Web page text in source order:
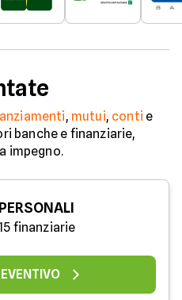
, mutui, conti e
banche e finanziarie,
impegno.
finanziarie